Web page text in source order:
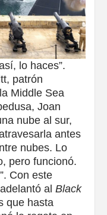
lo haces”.
patrón
Middle Sea
Joan
nube al sur,
antes
nubes. Lo
pero funcionó.
Con este
adelantó al Black
que hasta